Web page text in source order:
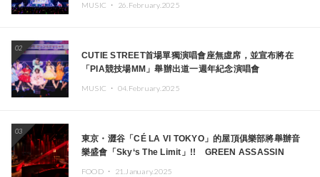
MUSIC ・ 26.February.2025
02
CUTIE STREET首場單獨演唱會座無虛席，並宣布將在
「PIA競技場MM」舉辦出道一週年紀念演唱會
MUSIC ・ 04.February.2025
03
東京・澀谷「CÉ LA VI TOKYO」的屋頂俱樂部將舉辦音
樂盛會「Sky‘s The Limit」!! GREEN ASSASSIN
FOOD ・ 21.January.2025